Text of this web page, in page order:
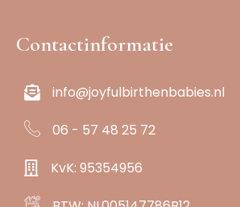
Contactinformatie
info@joyfulbirthenbabies.nl
06 - 57 48 25 72
KvK: 95354956